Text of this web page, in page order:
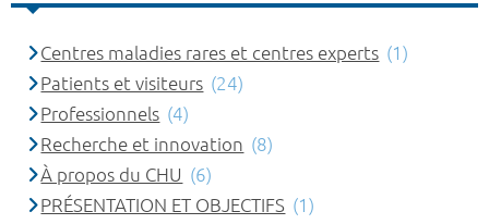
Centres maladies rares et centres experts (1)
Patients et visiteurs (24)
Professionnels (4)
Recherche et innovation (8)
À propos du CHU (6)
PRÉSENTATION ET OBJECTIFS (1)